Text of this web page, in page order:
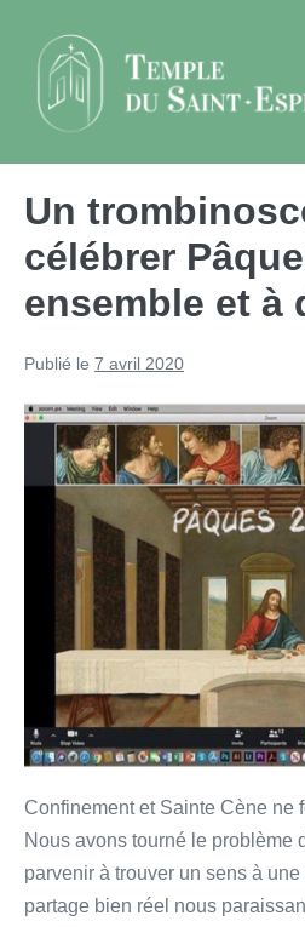
contenu
Un
célébrer
ensemble et à
Publié le 7 avril 2020
Confinement et Sainte Cène ne
Nous avons tourné le problème
parvenir à trouver un sens à
partage bien réel nous